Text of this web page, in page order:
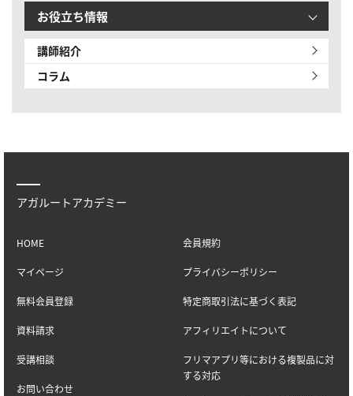
お役立ち情報
講師紹介
コラム
アガルートアカデミー
HOME
マイページ
無料会員登録
資料請求
受講相談
お問い合わせ
会員規約
プライバシーポリシー
特定商取引法に基づく表記
アフィリエイトについて
フリマアプリ等における複製品に対
する対応